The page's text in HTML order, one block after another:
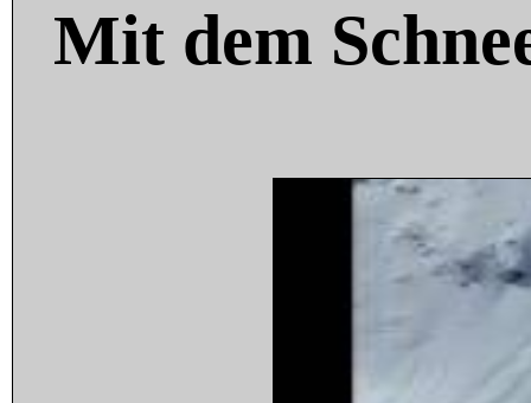
Mit dem